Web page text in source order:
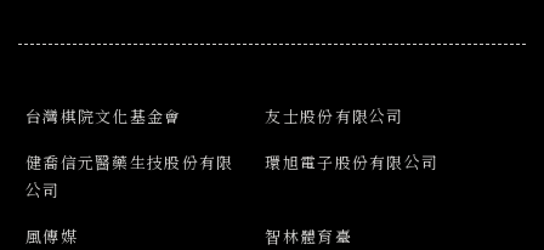
台灣棋院文化基金會
友士股份有限公司
健喬信元醫藥生技股份有限
公司
環旭電子股份有限公司
風傳媒
智林體育臺